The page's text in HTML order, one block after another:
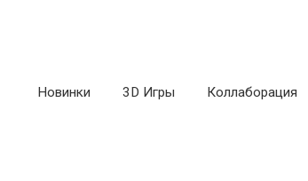
Новинки 3D Игры Коллаборация